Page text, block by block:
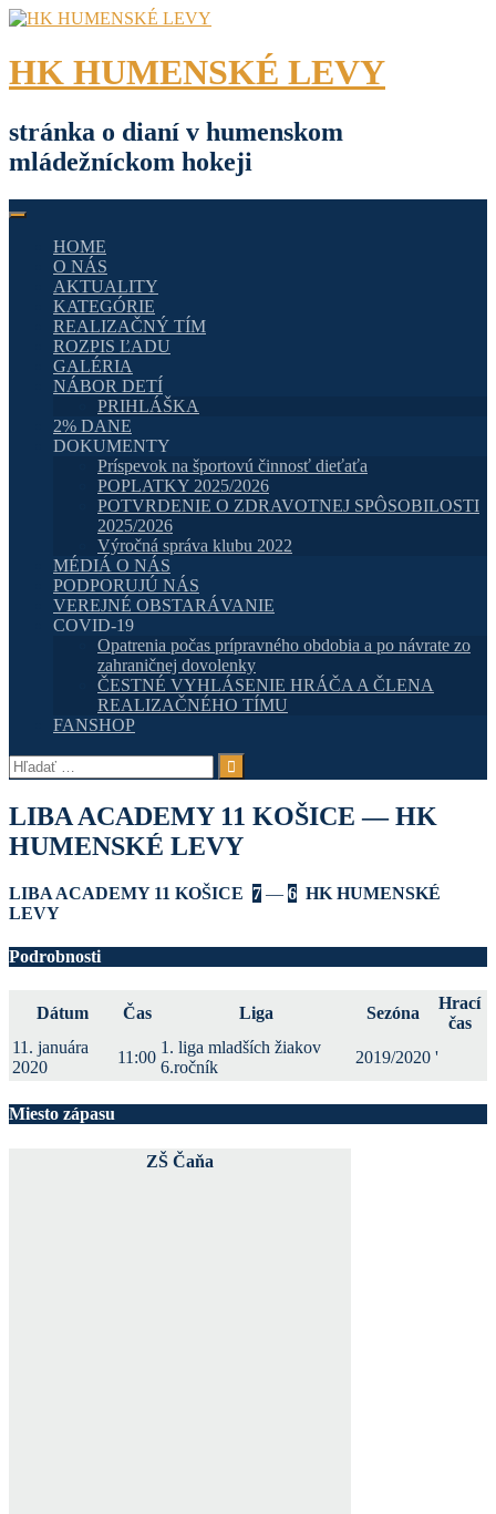
Skip
content
HK HUMENSKÉ LEVY
stránka o dianí v humenskom
mládežníckom hokeji
HOME
O NÁS
AKTUALITY
KATEGÓRIE
REALIZAČNÝ TÍM
ROZPIS ĽADU
GALÉRIA
NÁBOR DETÍ
PRIHLÁŠKA
2% DANE
DOKUMENTY
Príspevok na športovú činnosť dieťaťa
POPLATKY 2025/2026
POTVRDENIE O ZDRAVOTNEJ SPÔSOBILOSTI
2025/2026
Výročná správa klubu 2022
MÉDIÁ O NÁS
PODPORUJÚ NÁS
VEREJNÉ OBSTARÁVANIE
COVID-19
Opatrenia počas prípravného obdobia a po návrate zo
zahraničnej dovolenky
ČESTNÉ VYHLÁSENIE HRÁČA A ČLENA
REALIZAČNÉHO TÍMU
FANSHOP
Hľadať:
LIBA ACADEMY 11 KOŠICE — HK
HUMENSKÉ LEVY
LIBA ACADEMY 11 KOŠICE 7 — 6 HK HUMENSKÉ
LEVY
Podrobnosti
Dátum Čas Liga Sezóna
Hrací
čas
11. januára
2020
11:00
1. liga mladších žiakov
6.ročník
2019/2020 '
Miesto zápasu
ZŠ Čaňa